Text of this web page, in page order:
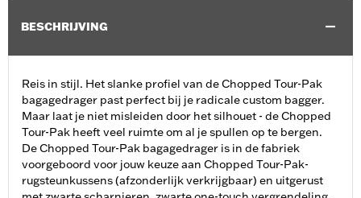
BESCHRIJVING
Reis in stijl. Het slanke profiel van de Chopped Tour-Pak
bagagedrager past perfect bij je radicale custom bagger.
Maar laat je niet misleiden door het silhouet - de Chopped
Tour-Pak heeft veel ruimte om al je spullen op te bergen.
De Chopped Tour-Pak bagagedrager is in de fabriek
voorgeboord voor jouw keuze aan Chopped Tour-Pak-
rugsteunkussens (afzonderlijk verkrijgbaar) en uitgerust